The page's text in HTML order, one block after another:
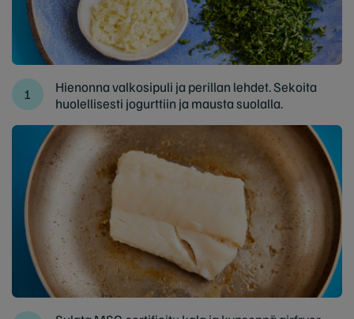
Hienonna valkosipuli ja perillan lehdet. Sekoita
huolellisesti jogurttiin ja mausta suolalla.